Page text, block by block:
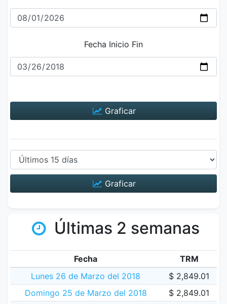
Fecha Inicio Fin
Graficar
Graficar
Últimas 2 semanas
Fecha
TRM
Lunes 26 de Marzo del 2018
$ 2,849.01
Domingo 25 de Marzo del 2018
$ 2,849.01